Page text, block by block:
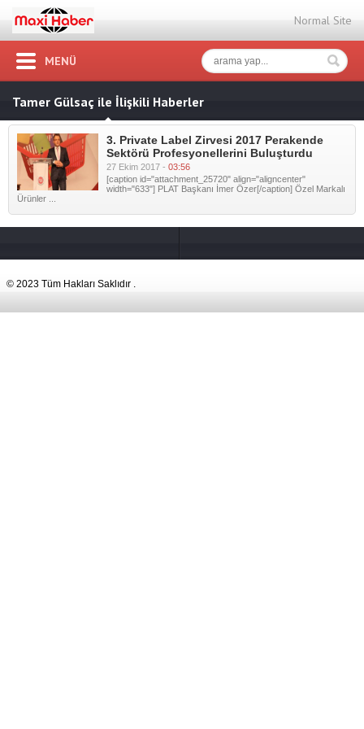
Normal Site
MENÜ
Tamer Gülsaç ile İlişkili Haberler
3. Private Label Zirvesi 2017 Perakende
Sektörü Profesyonellerini Buluşturdu
27 Ekim 2017 - 03:56
[caption id="attachment_25720" align="aligncenter"
width="633"] PLAT Başkanı İmer Özer[/caption] Özel Markalı
Ürünler ...
© 2023 Tüm Hakları Saklıdır .